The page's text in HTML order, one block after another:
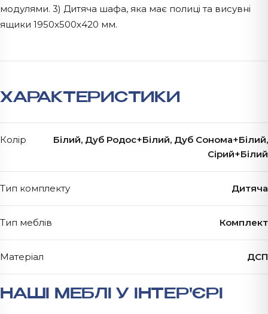
модулями. 3) Дитяча шафа, яка має полиці та висувні
ящики 1950х500х420 мм.
ХАРАКТЕРИСТИКИ
Колір
Білий, Дуб Родос+Білий, Дуб Сонома+Білий,
Сірий+Білий
Тип комплекту Дитяча
Тип меблів Комплект
Матеріал ДСП
НАШІ МЕБЛІ У ІНТЕР'ЄРІ